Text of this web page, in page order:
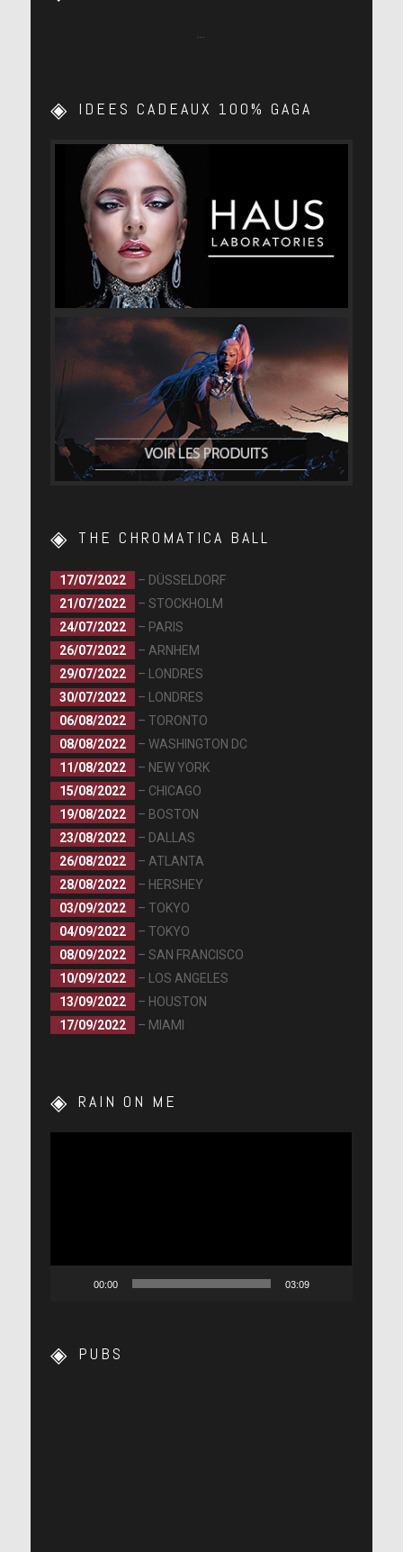
IDEES CADEAUX 100% GAGA
THE CHROMATICA BALL
17/07/2022
– DÜSSELDORF
21/07/2022
– STOCKHOLM
24/07/2022
– PARIS
26/07/2022
– ARNHEM
29/07/2022
– LONDRES
30/07/2022
– LONDRES
06/08/2022
– TORONTO
08/08/2022
– WASHINGTON DC
11/08/2022
– NEW YORK
15/08/2022
– CHICAGO
19/08/2022
– BOSTON
23/08/2022
– DALLAS
26/08/2022
– ATLANTA
28/08/2022
– HERSHEY
03/09/2022
– TOKYO
04/09/2022
– TOKYO
08/09/2022
– SAN FRANCISCO
10/09/2022
– LOS ANGELES
13/09/2022
– HOUSTON
17/09/2022
– MIAMI
RAIN ON ME
00:00 03:09
PUBS